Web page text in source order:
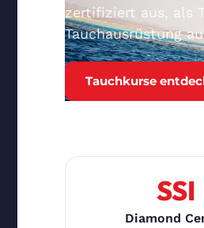
zertifiziert aus, als
Tauchausrüstung
Tauchkurse
SSI
Diamond